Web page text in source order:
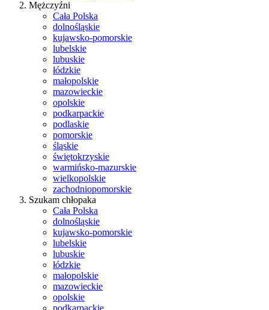
Mężczyźni
Cała Polska
dolnośląskie
kujawsko-pomorskie
lubelskie
lubuskie
łódzkie
małopolskie
mazowieckie
opolskie
podkarpackie
podlaskie
pomorskie
śląskie
świętokrzyskie
warmińsko-mazurskie
wielkopolskie
zachodniopomorskie
Szukam chłopaka
Cała Polska
dolnośląskie
kujawsko-pomorskie
lubelskie
lubuskie
łódzkie
małopolskie
mazowieckie
opolskie
podkarpackie